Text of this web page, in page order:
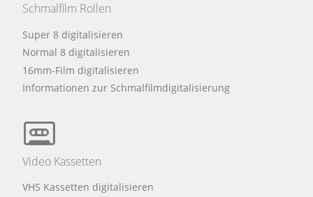
Schmalfilm Rollen
Super 8 digitalisieren
Normal 8 digitalisieren
16mm-Film digitalisieren
Informationen zur Schmalfilmdigitalisierung
Video Kassetten
VHS Kassetten digitalisieren